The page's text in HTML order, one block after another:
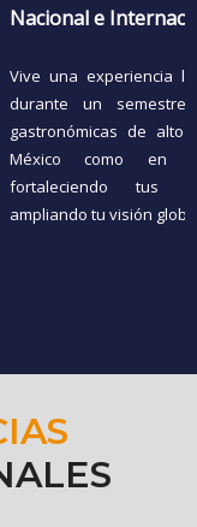
Nacional e
Vive una experiencia
durante un semestre
gastronómicas de alto
México como en
fortaleciendo tus
ampliando tu visión